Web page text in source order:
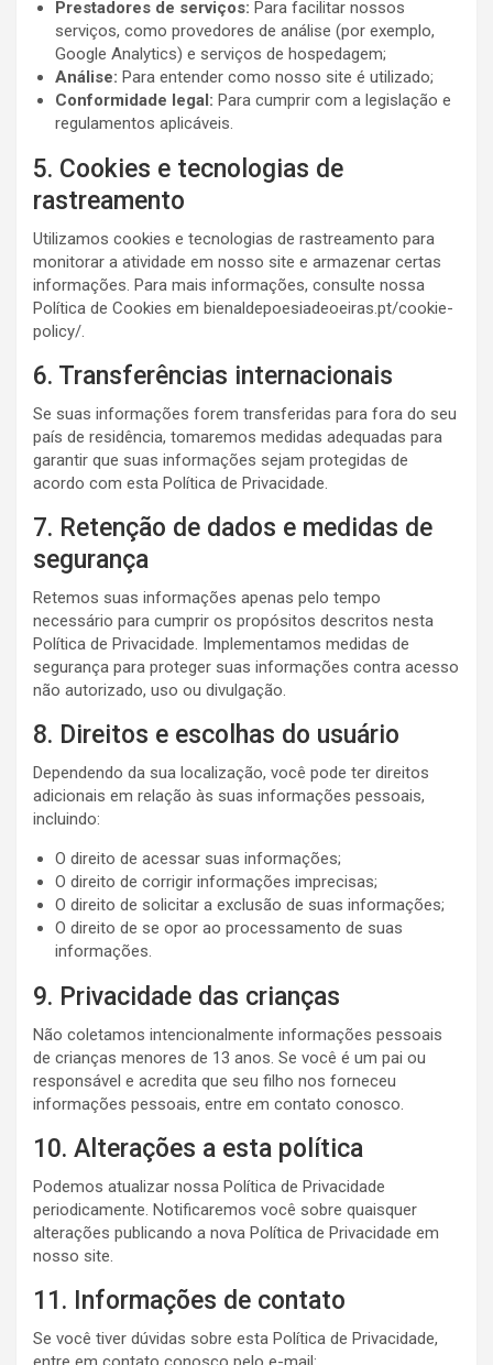
Prestadores de serviços: Para facilitar nossos
serviços, como provedores de análise (por exemplo,
Google Analytics) e serviços de hospedagem;
Análise: Para entender como nosso site é utilizado;
Conformidade legal: Para cumprir com a legislação e
regulamentos aplicáveis.
5. Cookies e tecnologias de
rastreamento
Utilizamos cookies e tecnologias de rastreamento para
monitorar a atividade em nosso site e armazenar certas
informações. Para mais informações, consulte nossa
Política de Cookies em bienaldepoesiadeoeiras.pt/cookie-
policy/.
6. Transferências internacionais
Se suas informações forem transferidas para fora do seu
país de residência, tomaremos medidas adequadas para
garantir que suas informações sejam protegidas de
acordo com esta Política de Privacidade.
7. Retenção de dados e medidas de
segurança
Retemos suas informações apenas pelo tempo
necessário para cumprir os propósitos descritos nesta
Política de Privacidade. Implementamos medidas de
segurança para proteger suas informações contra acesso
não autorizado, uso ou divulgação.
8. Direitos e escolhas do usuário
Dependendo da sua localização, você pode ter direitos
adicionais em relação às suas informações pessoais,
incluindo:
O direito de acessar suas informações;
O direito de corrigir informações imprecisas;
O direito de solicitar a exclusão de suas informações;
O direito de se opor ao processamento de suas
informações.
9. Privacidade das crianças
Não coletamos intencionalmente informações pessoais
de crianças menores de 13 anos. Se você é um pai ou
responsável e acredita que seu filho nos forneceu
informações pessoais, entre em contato conosco.
10. Alterações a esta política
Podemos atualizar nossa Política de Privacidade
periodicamente. Notificaremos você sobre quaisquer
alterações publicando a nova Política de Privacidade em
nosso site.
11. Informações de contato
Se você tiver dúvidas sobre esta Política de Privacidade,